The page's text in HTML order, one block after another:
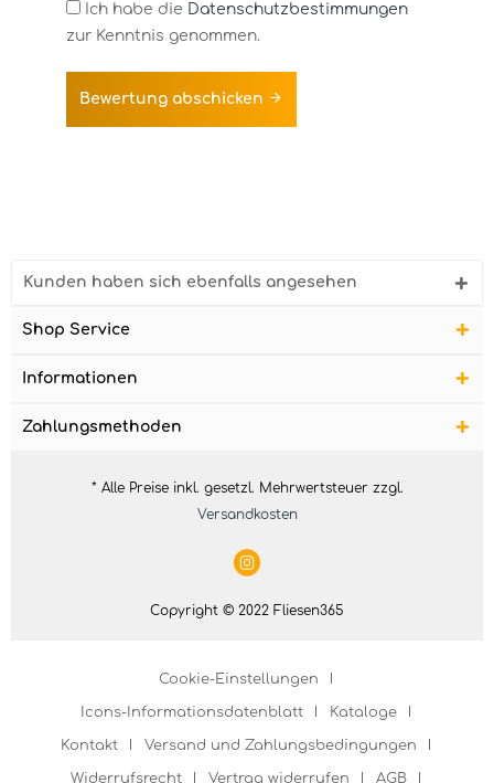
Ich habe die Datenschutzbestimmungen
zur Kenntnis genommen.
Bewertung abschicken
Kunden haben sich ebenfalls angesehen
Shop Service
Informationen
Zahlungsmethoden
* Alle Preise inkl. gesetzl. Mehrwertsteuer zzgl.
Versandkosten
Copyright © 2022 Fliesen365
Cookie-Einstellungen
Icons-Informationsdatenblatt Kataloge
Kontakt Versand und Zahlungsbedingungen
Widerrufsrecht Vertrag widerrufen AGB